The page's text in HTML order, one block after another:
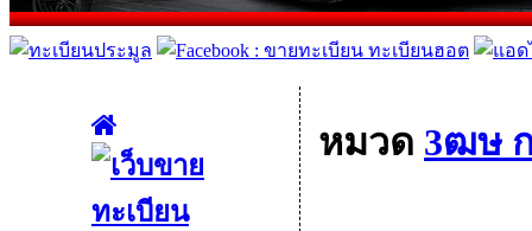
หมวด 3ฒษ